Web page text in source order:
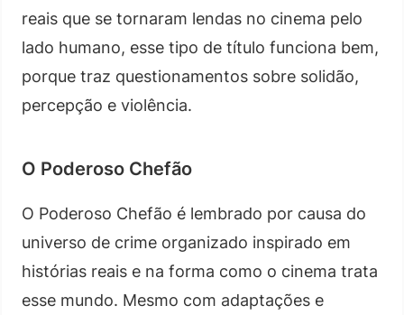
reais que se tornaram lendas no cinema pelo
lado humano, esse tipo de título funciona bem,
porque traz questionamentos sobre solidão,
percepção e violência.
O Poderoso Chefão
O Poderoso Chefão é lembrado por causa do
universo de crime organizado inspirado em
histórias reais e na forma como o cinema trata
esse mundo. Mesmo com adaptações e